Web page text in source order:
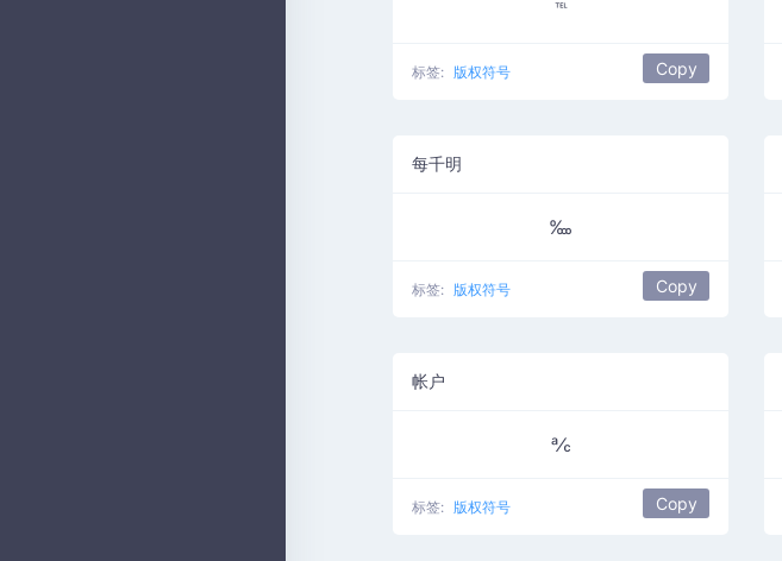
℡
标签: 版权符号 Copy
每千明
‱
标签: 版权符号 Copy
帐户
℀
标签: 版权符号 Copy